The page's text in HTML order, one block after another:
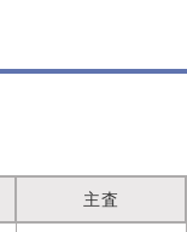
主査